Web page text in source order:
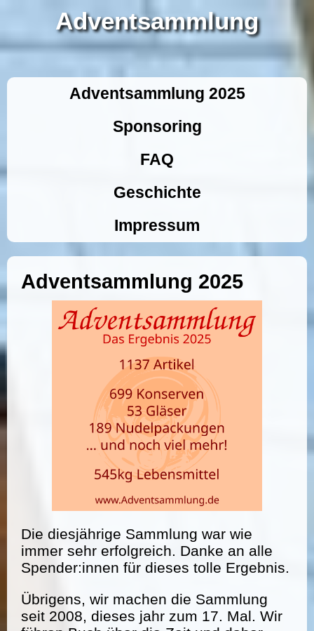
Adventsammlung
Adventsammlung 2025
Sponsoring
FAQ
Geschichte
Impressum
Adventsammlung 2025
Die diesjährige Sammlung war wie
immer sehr erfolgreich. Danke an alle
Spender:innen für dieses tolle Ergebnis.
Übrigens, wir machen die Sammlung
seit 2008, dieses jahr zum 17. Mal. Wir